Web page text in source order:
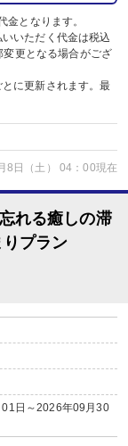
となります。
いただく代金は税込
更となる場合がござ
に更新されます。最
8日（土） 04：00現在
れる癒しの滞
プラン
日～2026年09月30